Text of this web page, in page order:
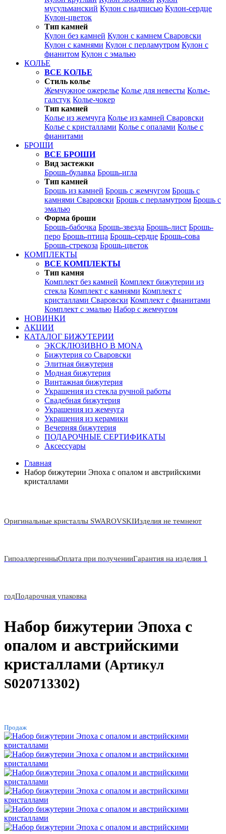
мусульманский Кулон с надписью Кулон-сердце
Кулон-цветок
Тип камней
Кулон без камней Кулон с камнем Сваровски
Кулон с камнями Кулон с перламутром Кулон с
фианитом Кулон с эмалью
КОЛЬЕ
ВСЕ КОЛЬЕ
Стиль колье
Жемчужное ожерелье Колье для невесты Колье-
галстук Колье-чокер
Тип камней
Колье из жемчуга Колье из камней Сваровски
Колье с кристаллами Колье с опалами Колье с
фианитами
БРОШИ
ВСЕ БРОШИ
Вид застежки
Брошь-булавка Брошь-игла
Тип камней
Брошь из камней Брошь с жемчугом Брошь с
камнями Сваровски Брошь с перламутром Брошь с
эмалью
Форма броши
Брошь-бабочка Брошь-звезда Брошь-лист Брошь-
перо Брошь-птица Брошь-сердце Брошь-сова
Брошь-стрекоза Брошь-цветок
КОМПЛЕКТЫ
ВСЕ КОМПЛЕКТЫ
Тип камня
Комплект без камней Комплект бижутерии из
стекла Комплект с камнями Комплект с
кристаллами Сваровски Комплект с фианитами
Комплект с эмалью Набор с жемчугом
НОВИНКИ
АКЦИИ
КАТАЛОГ БИЖУТЕРИИ
ЭКСКЛЮЗИВНО В MONA
Бижутерия со Сваровски
Элитная бижутерия
Модная бижутерия
Винтажная бижутерия
Украшения из стекла ручной работы
Свадебная бижутерия
Украшения из жемчуга
Украшения из керамики
Вечерняя бижутерия
ПОДАРОЧНЫЕ СЕРТИФИКАТЫ
Аксессуары
Главная
Набор бижутерии Эпоха с опалом и австрийскими
кристаллами
Оригинальные кристаллы SWAROVSKIИзделия не темнеют
ГипоаллергенныОплата при полученииГарантия на изделия 1
годПодарочная упаковка
Набор бижутерии Эпоха с
опалом и австрийскими
кристаллами (Артикул
S020713302)
Продаж